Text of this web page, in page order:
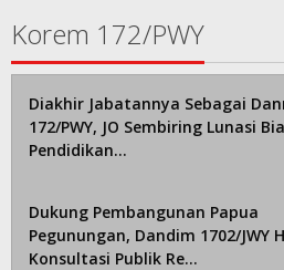
Korem 172/PWY
Diakhir Jabatannya Sebagai
172/PWY, JO Sembiring Lunasi
Pendidikan…
Dukung Pembangunan Papua
Pegunungan, Dandim 1702/JWY
Konsultasi Publik Re…